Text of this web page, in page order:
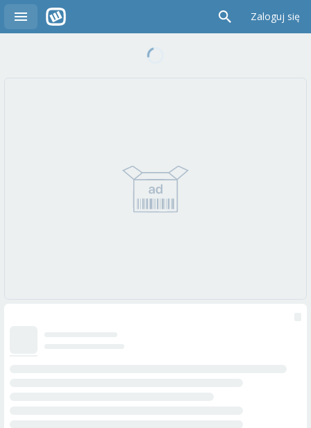
Zaloguj się